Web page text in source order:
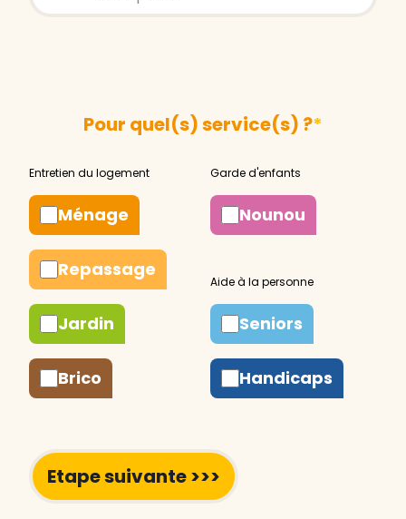
Pour quel(s) service(s) ?*
Ménage
Repassage
Jardin
Brico
Nounou
Seniors
Handicaps